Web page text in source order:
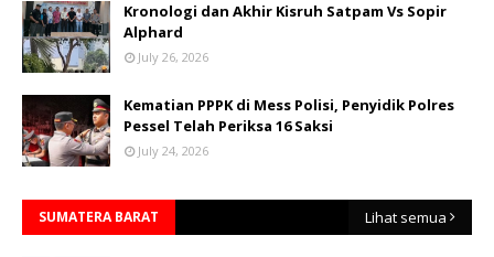
Kronologi dan Akhir Kisruh Satpam Vs Sopir
Alphard
July 26, 2026
Kematian PPPK di Mess Polisi, Penyidik Polres
Pessel Telah Periksa 16 Saksi
July 24, 2026
SUMATERA BARAT Lihat semua